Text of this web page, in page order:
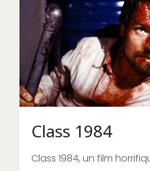
Class 1984
Class 1984, un film